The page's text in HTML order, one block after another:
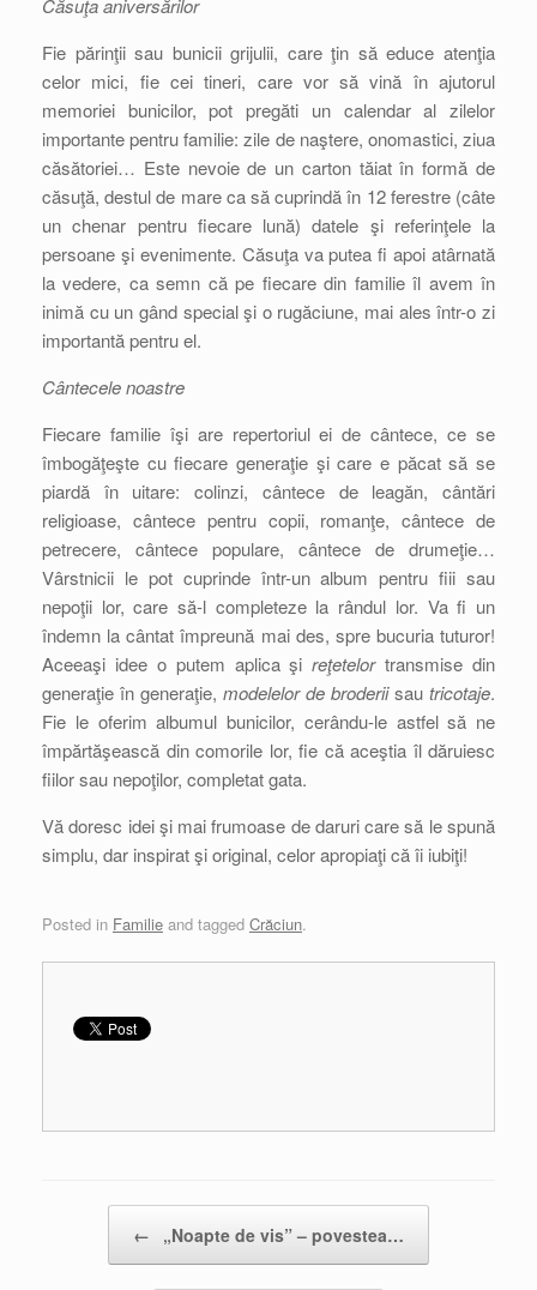
Căsuţa aniversărilor
Fie părinţii sau bunicii grijulii, care ţin să educe atenţia
celor mici, fie cei tineri, care vor să vină în ajutorul
memoriei bunicilor, pot pregăti un calendar al zilelor
importante pentru familie: zile de naştere, onomastici, ziua
căsătoriei… Este nevoie de un carton tăiat în formă de
căsuţă, destul de mare ca să cuprindă în 12 ferestre (câte
un chenar pentru fiecare lună) datele şi referinţele la
persoane şi evenimente. Căsuţa va putea fi apoi atârnată
la vedere, ca semn că pe fiecare din familie îl avem în
inimă cu un gând special şi o rugăciune, mai ales într-o zi
importantă pentru el.
Cântecele noastre
Fiecare familie îşi are repertoriul ei de cântece, ce se
îmbogăţeşte cu fiecare generaţie şi care e păcat să se
piardă în uitare: colinzi, cântece de leagăn, cântări
religioase, cântece pentru copii, romanţe, cântece de
petrecere, cântece populare, cântece de drumeţie…
Vârstnicii le pot cuprinde într-un album pentru fiii sau
nepoţii lor, care să-l completeze la rândul lor. Va fi un
îndemn la cântat împreună mai des, spre bucuria tuturor!
Aceeaşi idee o putem aplica şireţetelortransmise din
generaţie în generaţie, modelelor de broderiisau tricotaje.
Fie le oferim albumul bunicilor, cerându-le astfel să ne
împărtăşească din comorile lor, fie că aceştia îl dăruiesc
fiilor sau nepoţilor, completat gata.
Vă doresc idei şi mai frumoase de daruri care să le spună
simplu, dar inspirat şi original, celor apropiaţi că îi iubiţi!
Posted in Familie and tagged Crăciun.
← „Noapte de vis” – povestea…